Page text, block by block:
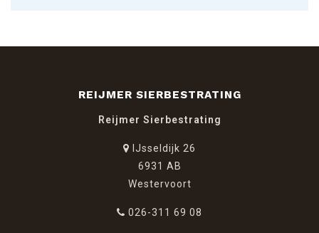
REIJMER SIERBESTRATING
Reijmer Sierbestrating
IJsseldijk 26
6931 AB
Westervoort
026-311 69 08